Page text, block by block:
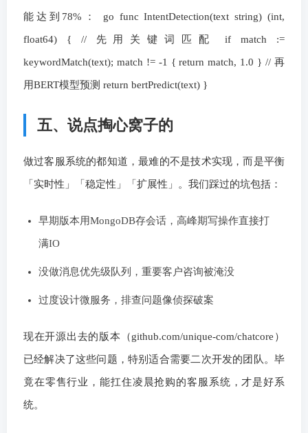
能达到78%： go func IntentDetection(text string) (int,
float64) { // 先用关键词匹配 if match :=
keywordMatch(text); match != -1 { return match, 1.0 } // 再
用BERT模型预测 return bertPredict(text) }
五、说点掏心窝子的
做过客服系统的都知道，最难的不是技术实现，而是平衡
「实时性」「稳定性」「扩展性」。我们踩过的坑包括：
早期版本用MongoDB存会话，高峰期写操作直接打
满IO
没做消息优先级队列，重要客户咨询被淹没
过度设计微服务，排查问题像侦探破案
现在开源出去的版本（github.com/unique-com/chatcore）
已经解决了这些问题，特别适合需要二次开发的团队。毕
竟在零售行业，能扛住凌晨抢购的客服系统，才是好系
统。